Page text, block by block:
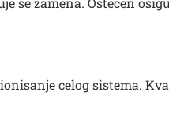
celog sistema.